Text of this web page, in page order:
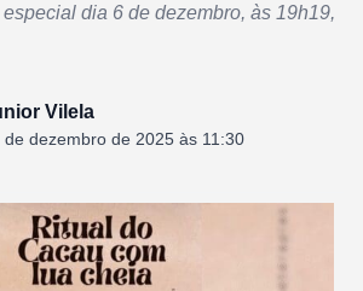
dia 6 de dezembro, às 19h19,
Vilela
de dezembro de 2025 às 11:30